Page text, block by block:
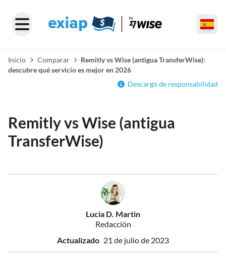
Inicio Comparar
Remitly vs Wise (antigua TransferWise):
descubre qué servicio es mejor en 2026
Descargo de responsabilidad
Remitly vs Wise (antigua
TransferWise)
Lucia D. Martin
Redacción
Actualizado 21 de julio de 2023